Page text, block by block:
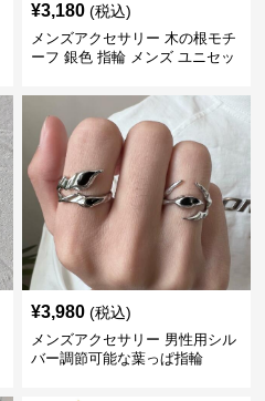
¥3,180 (税込)
メンズアクセサリー 木の根モチ
ーフ 銀色 指輪 メンズ ユニセッ
¥3,980 (税込)
メンズアクセサリー 男性用シル
バー調節可能な葉っぱ指輪